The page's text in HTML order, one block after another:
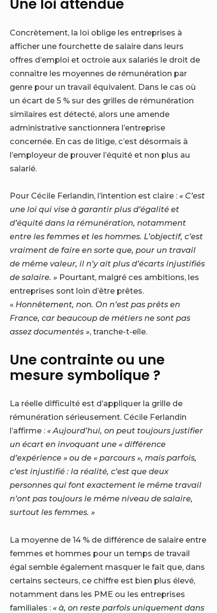
Une loi attendue
Concrètement, la loi oblige les entreprises à
afficher une fourchette de salaire dans leurs
offres d’emploi et octroie aux salariés le droit de
connaître les moyennes de rémunération par
genre pour un travail équivalent. Dans le cas où
un écart de 5 % sur des grilles de rémunération
similaires est détecté, alors une amende
administrative sanctionnera l’entreprise
concernée. En cas de litige, c’est désormais à
l’employeur de prouver l’équité et non plus au
salarié.
Pour Cécile Ferlandin, l’intention est claire : « C’est
une loi qui vise à garantir plus d’égalité et
d’équité dans la rémunération, notamment
entre les femmes et les hommes. L’objectif, c’est
vraiment de faire en sorte que, pour un travail
de même valeur, il n’y ait plus d’écarts injustifiés
de salaire. » Pourtant, malgré ces ambitions, les
entreprises sont loin d’être prêtes.
« Honnêtement, non. On n’est pas prêts en
France, car beaucoup de métiers ne sont pas
assez documentés », tranche-t-elle.
Une contrainte ou une
mesure symbolique ?
La réelle difficulté est d’appliquer la grille de
rémunération sérieusement. Cécile Ferlandin
l’affirme : « Aujourd’hui, on peut toujours justifier
un écart en invoquant une « différence
d’expérience » ou de « parcours », mais parfois,
c’est injustifié : la réalité, c’est que deux
personnes qui font exactement le même travail
n’ont pas toujours le même niveau de salaire,
surtout les femmes. »
La moyenne de 14 % de différence de salaire entre
femmes et hommes pour un temps de travail
égal semble également masquer le fait que, dans
certains secteurs, ce chiffre est bien plus élevé,
notamment dans les PME ou les entreprises
familiales : « à, on reste parfois uniquement dans